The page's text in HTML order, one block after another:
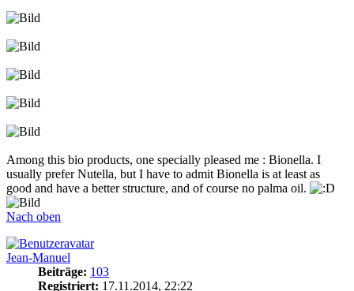
Among this bio products, one specially pleased me : Bionella. I
usually prefer Nutella, but I have to admit Bionella is at least as
good and have a better structure, and of course no palma oil.
Nach oben
Jean-Manuel
Beiträge: 103
Registriert: 17.11.2014, 22:22